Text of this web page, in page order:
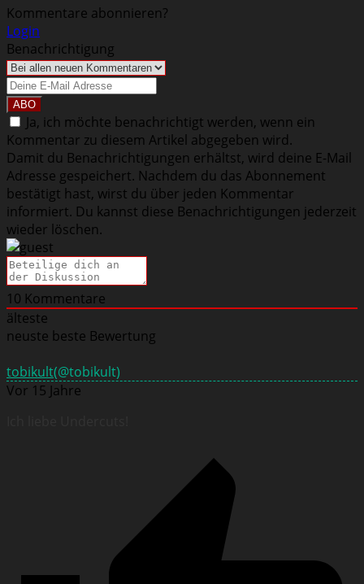
Kommentare abonnieren?
Login
Benachrichtigung
Ja, ich möchte benachrichtigt werden, wenn ein
Kommentar zu diesem Artikel abgegeben wird.
Damit du Benachrichtigungen erhältst, wird deine E-Mail
Adresse gespeichert. Nachdem du das Abonnement
bestätigt hast, wirst du über jeden Kommentar
informiert. Du kannst diese Benachrichtigungen jederzeit
wieder löschen.
10 Kommentare
älteste
neuste beste Bewertung
tobikult(@tobikult)
Vor 15 Jahre